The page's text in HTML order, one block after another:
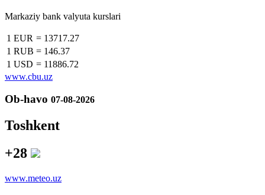
Markaziy bank valyuta kurslari
1 EUR = 13717.27
1 RUB = 146.37
1 USD = 11886.72
www.cbu.uz
Ob-havo 07-08-2026
Toshkent
+28
www.meteo.uz